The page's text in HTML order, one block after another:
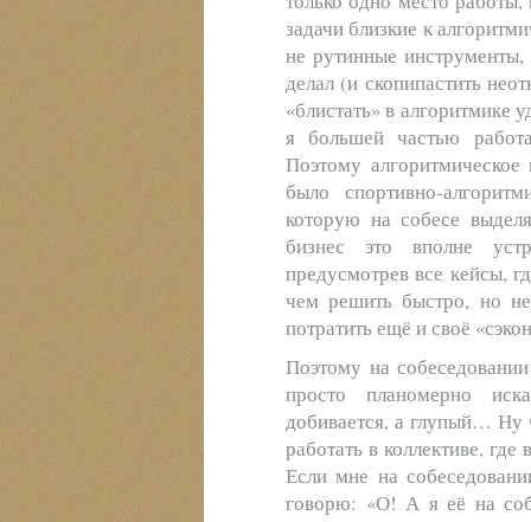
задачи близкие к
не рутинные инструменты,
делал (и скопипастить
«блистать» в алгоритмике
я большей частью
Поэтому
было спортивно-
которую на собесе
бизнес это вполне
предусмотрев все кейсы,
чем решить быстро, но
потратить ещё и своё
Поэтому на
просто планомерно
добивается, а глупый… Ну
работать в коллективе,
Если мне на
говорю: «О! А я её на